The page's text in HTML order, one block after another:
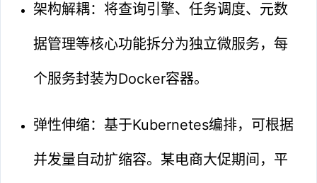
架构解耦：将查询引擎、任务调度、元数
据管理等核心功能拆分为独立微服务，每
个服务封装为Docker容器。
弹性伸缩：基于Kubernetes编排，可根据
并发量自动扩缩容。某电商大促期间，平